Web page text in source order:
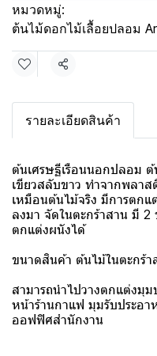
หมวดหมู่:
ต้นไม้ดอกไม้เลื้อยปลอม
แชร์
รายละเอียดสินค้า
ต้นเศรษฐีเรือนนอกปลอม
เขียวสลับขาว ทำจากพลา
เหมือนต้นไม้จริง มีการตก
ลงมา จัดในตะกร้าสาน มี 2
ตกแต่งผนังได้
ขนาดสินค้า ต้นไม้ในตะกร้
สามารถนำไปวางตกแต่งมุ
หน้าร้านกาแฟ มุมรับประอา
ออฟฟิศสำนักงาน